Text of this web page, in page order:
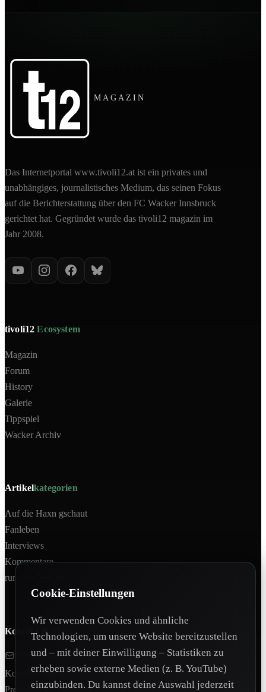
MAGAZIN
Das Internetportal www.tivoli12.at ist ein privates und
unabhängiges, journalistisches Medium, das seinen Fokus
auf die Berichterstattung über den FC Wacker Innsbruck
gerichtet hat. Gegründet wurde das tivoli12 magazin im
Jahr 2008.
tivoli12Ecosystem
Magazin
Forum
History
Galerie
Tippspiel
Wacker Archiv
Artikelkategorien
Auf die Haxn gschaut
Fanleben
Interviews
Kommentare
rund um Wacker
Kontakt & Mehr
redaktion@tivoli12.at
Kontaktformular
Pressespiegel
Cookie-Einstellungen
Wir verwenden Cookies und ähnliche
Technologien, um unsere Website bereitzustellen
und – mit deiner Einwilligung – Statistiken zu
erheben sowie externe Medien (z. B. YouTube)
einzubinden. Du kannst deine Auswahl jederzeit